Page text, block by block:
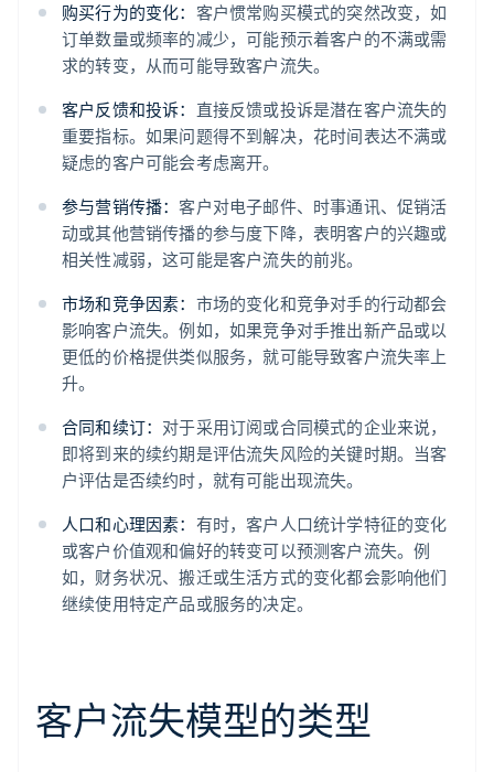
购买行为的变化： 客户惯常购买模式的突然改变，如
订单数量或频率的减少，可能预示着客户的不满或需
求的转变，从而可能导致客户流失。
客户反馈和投诉： 直接反馈或投诉是潜在客户流失的
重要指标。如果问题得不到解决，花时间表达不满或
疑虑的客户可能会考虑离开。
参与营销传播：客户对电子邮件、时事通讯、促销活
动或其他营销传播的参与度下降，表明客户的兴趣或
相关性减弱，这可能是客户流失的前兆。
市场和竞争因素： 市场的变化和竞争对手的行动都会
影响客户流失。例如，如果竞争对手推出新产品或以
更低的价格提供类似服务，就可能导致客户流失率上
升。
合同和续订： 对于采用订阅或合同模式的企业来说，
即将到来的续约期是评估流失风险的关键时期。当客
户评估是否续约时，就有可能出现流失。
人口和心理因素： 有时，客户人口统计学特征的变化
或客户价值观和偏好的转变可以预测客户流失。例
如，财务状况、搬迁或生活方式的变化都会影响他们
继续使用特定产品或服务的决定。
客户流失模型的类型